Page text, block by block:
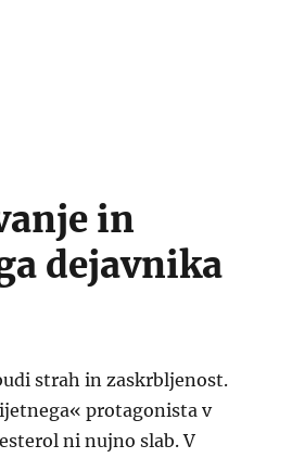
in
dejavnika
strah in zaskrbljenost.
protagonista v
ni nujno slab. V